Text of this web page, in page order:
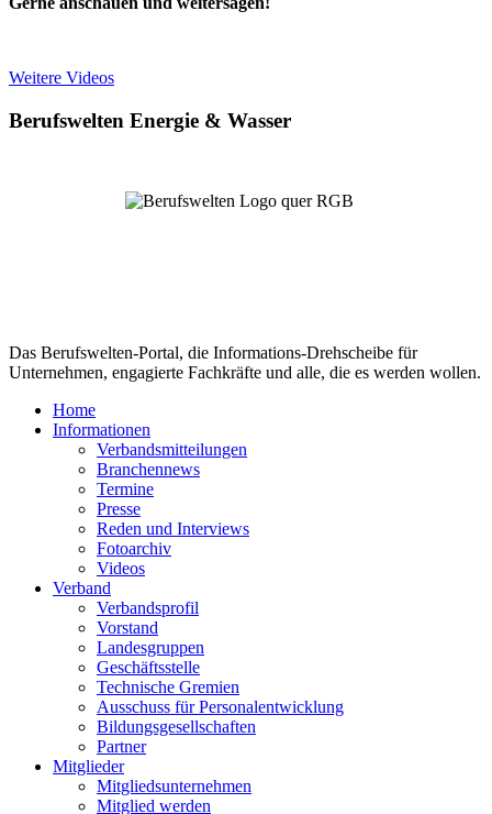
Weitere Videos
Berufswelten Energie & Wasser
Das Berufswelten-Portal, die Informations-Drehscheibe für
Unternehmen, engagierte Fachkräfte und alle, die es werden wollen.
Home
Informationen
Verbandsmitteilungen
Branchennews
Termine
Presse
Reden und Interviews
Fotoarchiv
Videos
Verband
Verbandsprofil
Vorstand
Landesgruppen
Geschäftsstelle
Technische Gremien
Ausschuss für Personalentwicklung
Bildungsgesellschaften
Partner
Mitglieder
Mitgliedsunternehmen
Mitglied werden